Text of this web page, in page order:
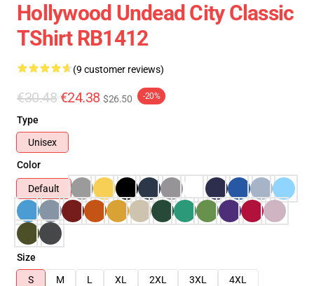
Hollywood Undead City Classic
TShirt RB1412
(9 customer reviews)
€30.48 €24.38 $26.50 -20%
Type
Unisex
Color
Default
Size
S
M L XL 2XL 3XL
4XL